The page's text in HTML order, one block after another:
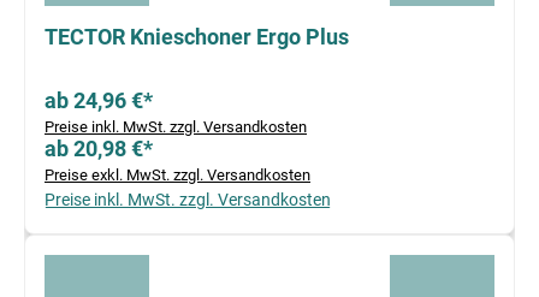
TECTOR Knieschoner Ergo Plus
ab 24,96 €*
Preise inkl. MwSt. zzgl. Versandkosten
ab 20,98 €*
Preise exkl. MwSt. zzgl. Versandkosten
Preise inkl. MwSt. zzgl. Versandkosten